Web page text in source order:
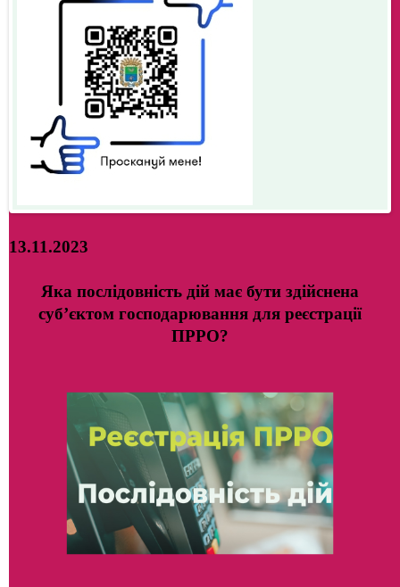
13.11.2023
Яка послідовність дій має бути здійснена
суб’єктом господарювання для реєстрації
ПРРО?